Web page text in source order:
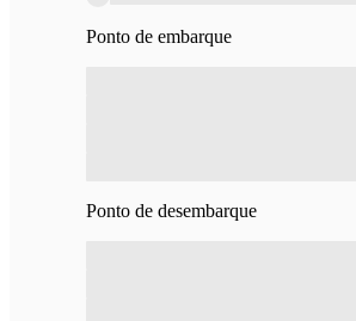
Ponto de embarque
Ponto de desembarque